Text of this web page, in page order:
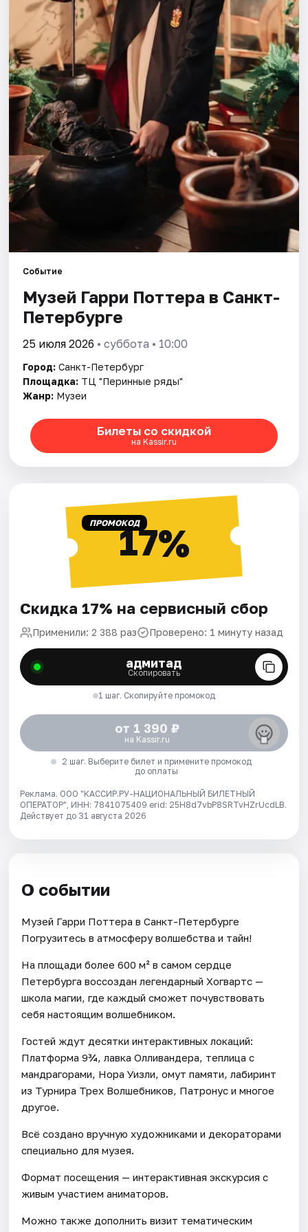
Города
Площадки
Артисты
Рейтинги
Событие
Музей Гарри Поттера в Санкт-
Петербурге
25 июля 2026 • суббота • 10:00
Город: Санкт-Петербург
Площадка: ТЦ "Перинные ряды"
Жанр: Музеи
Билеты со скидкой
на Kassir.ru
ПРОМОКОД17%
Скидка 17% на сервисный сбор
Применили: 2 388 раз Проверено: 1 минуту назад
адмитад
Скопировать
1 шаг. Скопируйте промокод
от 1 390 ₽
на Kassir.ru
2 шаг. Выберите билет и примените промокод
до оплаты
Реклама. ООО "КАССИР.РУ-НАЦИОНАЛЬНЫЙ БИЛЕТНЫЙ
ОПЕРАТОР", ИНН: 7841075409 erid: 25H8d7vbP8SRTvHZrUcdLB.
Действует до 31 августа 2026
О событии
Музей Гарри Поттера в Санкт-Петербурге
Погрузитесь в атмосферу волшебства и тайн!
На площади более 600 м² в самом сердце
Петербурга воссоздан легендарный Хогвартс —
школа магии, где каждый сможет почувствовать
себя настоящим волшебником.
Гостей ждут десятки интерактивных локаций:
Платформа 9¾, лавка Олливандера, теплица с
мандрагорами, Нора Уизли, омут памяти, лабиринт
из Турнира Трех Волшебников, Патронус и многое
другое.
Всё создано вручную художниками и декораторами
специально для музея.
Формат посещения — интерактивная экскурсия с
живым участием аниматоров.
Можно также дополнить визит тематическим